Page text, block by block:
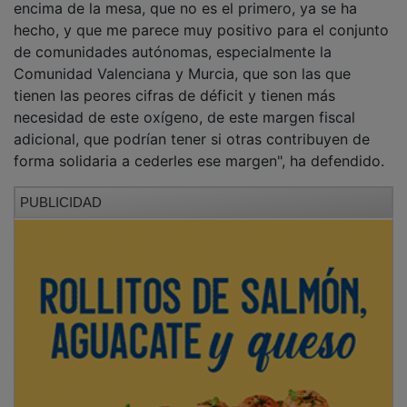
hecho, y que me parece muy positivo para el conjunto
de comunidades autónomas, especialmente la
Comunidad Valenciana y Murcia, que son las que
tienen las peores cifras de déficit y tienen más
necesidad de este oxígeno, de este margen fiscal
adicional, que podrían tener si otras contribuyen de
forma solidaria a cederles ese margen", ha defendido.